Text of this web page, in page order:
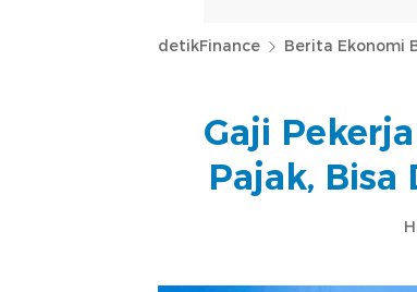
detikFinance Berita Ekonomi
Gaji
Pajak, Bisa